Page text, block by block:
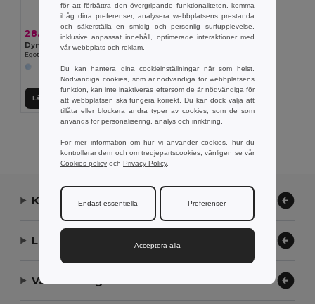
28.37 kr
Dynamo fackla med 3 lysdioder
Egotier 94720
Lägg till i Varukorgen
Kontakta oss
Låt oss hjälpa
Vårt företag
för att förbättra den övergripande funktionaliteten, komma
ihåg dina preferenser, analysera webbplatsens prestanda
och säkerställa en smidig och personlig surfupplevelse,
inklusive anpassat innehåll, optimerade interaktioner med
vår webbplats och reklam.
Du kan hantera dina cookieinställningar när som helst.
Nödvändiga cookies, som är nödvändiga för webbplatsens
funktion, kan inte inaktiveras eftersom de är nödvändiga för
att webbplatsen ska fungera korrekt. Du kan dock välja att
tillåta eller blockera andra typer av cookies, som de som
används för personalisering, analys och inriktning.
För mer information om hur vi använder cookies, hur du
kontrollerar dem och om tredjepartscookies, vänligen se vår
Cookies policy och Privacy Policy.
Endast essentiella Preferenser
Acceptera alla